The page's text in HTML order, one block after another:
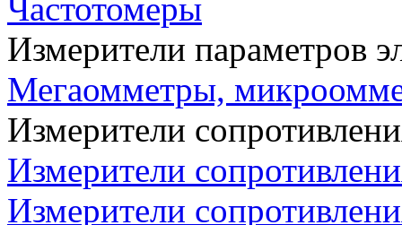
Частотомеры
Измерители параметров
Мегаомметры,
Измерители
Измерители
Измерители